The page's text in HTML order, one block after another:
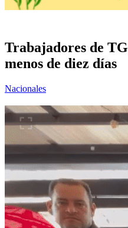
Trabajadores de
menos de diez días
Nacionales